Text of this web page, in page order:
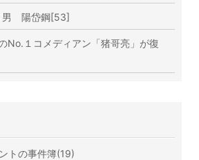
男 陽岱鋼[53]
１コメディアン「猪哥亮」が復
トの事件簿(19)